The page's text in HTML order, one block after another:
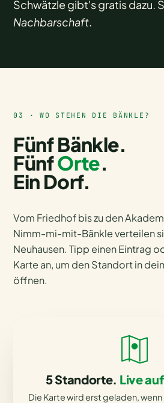
Schwätzle gibt's gratis dazu.
Nachbarschaft.
03 · WO STEHEN DIE BÄNKLE?
Fünf Bänkle.
FünfOrte.
Ein Dorf.
Vom Friedhof bis zu den
Nimm-mi-mit-Bänkle verteilen
Neuhausen. Tipp einen Eintrag
Karte an, um den Standort in
öffnen.
5 Standorte. Live
Die Karte wird erst geladen,